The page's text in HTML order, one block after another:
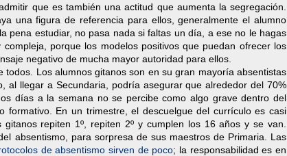
que es también una actitud que aumenta la segregación.
una figura de referencia para ellos, generalmente el alumno
pena estudiar, no pasa nada si faltas un día, a ese no le hagas
porque los modelos positivos que puedan ofrecer los
negativo de mucha mayor autoridad para ellos.
Los alumnos gitanos son en su gran mayoría absentistas
al llegar a Secundaria, podría asegurar que alrededor del 70%
días a la semana no se percibe como algo grave dentro del
En un trimestre, el descuelgue del currículo es casi
repiten 1º, repiten 2º y cumplen los 16 años y se van.
absentismo, para sorpresa de sus maestros de Primaria. Las
de absentismo sirven de poco; la responsabilidad es en